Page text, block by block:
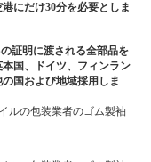
にだけ30分を必要としま
証明に渡される全部品を
国、ドイツ、フィンラン
国および地域採用しま